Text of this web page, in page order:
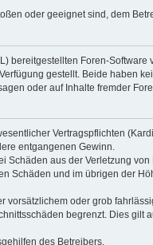
oder geeignet sind, dem
bereitgestellten Foren-
gestellt. Beide haben
oder auf Inhalte fremder
Vertragspflichten
entgangenen Gewinn.
aus der Verletzung
Schäden und im übrigen der
oder grob
begrenzt. Dies gilt
des Betreibers.